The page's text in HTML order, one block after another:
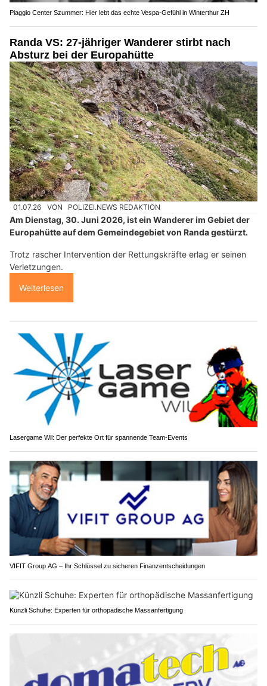
Piaggio Center Szummer: Hier lebt das echte Vespa-Gefühl in Winterthur ZH
Randa VS: 27-jähriger Wanderer stirbt nach
Absturz bei der Europahütte
01.07.26 VON POLIZEI.NEWS REDAKTION
Am Dienstag, 30. Juni 2026, ist ein Wanderer im Gebiet der
Europahütte auf dem Gemeindegebiet von Randa gestürzt.
Trotz rascher Intervention der Rettungskräfte erlag er seinen
Verletzungen.
Weiterlesen
Lasergame Wil: Der perfekte Ort für spannende Team-Events
VIFIT Group AG – Ihr Schlüssel zu sicheren Finanzentscheidungen
Künzli Schuhe: Experten für orthopädische Massanfertigung